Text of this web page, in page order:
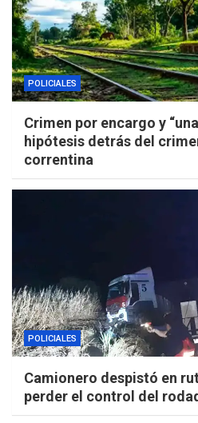
POLICIALES
Crimen por encargo y
hipótesis detrás del
correntina
POLICIALES
Camionero despistó en
perder el control del